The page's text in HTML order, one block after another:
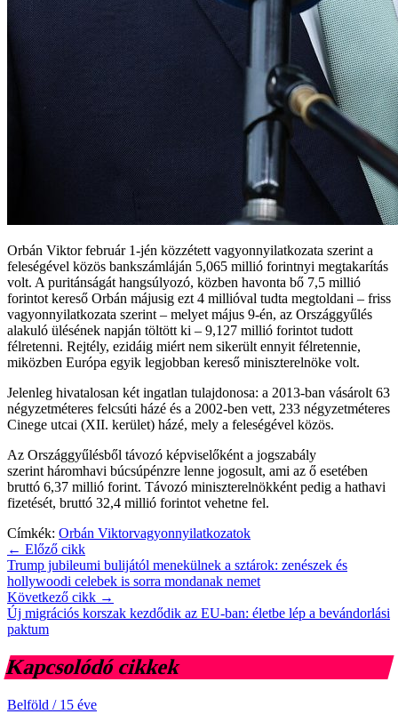
Orbán Viktor február 1-jén közzétett vagyonnyilatkozata szerint a
feleségével közös bankszámláján 5,065 millió forintnyi megtakarítás
volt. A puritánságát hangsúlyozó, közben havonta bő 7,5 millió
forintot kereső Orbán májusig ezt 4 millióval tudta megtoldani – friss
vagyonnyilatkozata szerint – melyet május 9-én, az Országgyűlés
alakuló ülésének napján töltött ki – 9,127 millió forintot tudott
félretenni. Rejtély, ezidáig miért nem sikerült ennyit félretennie,
miközben Európa egyik legjobban kereső miniszterelnöke volt.
Jelenleg hivatalosan két ingatlan tulajdonosa: a 2013-ban vásárolt 63
négyzetméteres felcsúti házé és a 2002-ben vett, 233 négyzetméteres
Cinege utcai (XII. kerület) házé, mely a feleségével közös.
Az Országgyűlésből távozó képviselőként a jogszabály
szerint háromhavi búcsúpénzre lenne jogosult, ami az ő esetében
bruttó 6,37 millió forint. Távozó miniszterelnökként pedig a hathavi
fizetését, bruttó 32,4 millió forintot vehetne fel.
Címkék: Orbán Viktorvagyonnyilatkozatok
← Előző cikk
Trump jubileumi bulijától menekülnek a sztárok: zenészek és
hollywoodi celebek is sorra mondanak nemet
Következő cikk →
Új migrációs korszak kezdődik az EU-ban: életbe lép a bevándorlási
paktum
Kapcsolódó cikkek
Belföld / 15 éve